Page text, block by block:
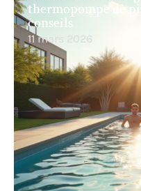
thermopompe de
conseils
11 mars 2026